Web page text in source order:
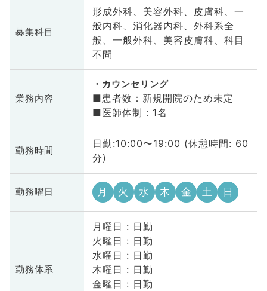
募集科目
形成外科、美容外科、皮膚科、一
般内科、消化器内科、外科系全
般、一般外科、美容皮膚科、科目
不問
業務内容
カウンセリング
■患者数：新規開院のため未定
■医師体制：1名
勤務時間
日勤:10:00〜19:00 (休憩時間: 60
分)
勤務曜日 月 火 水 木 金 土 日
勤務体系
月曜日 : 日勤
火曜日 : 日勤
水曜日 : 日勤
木曜日 : 日勤
金曜日 : 日勤